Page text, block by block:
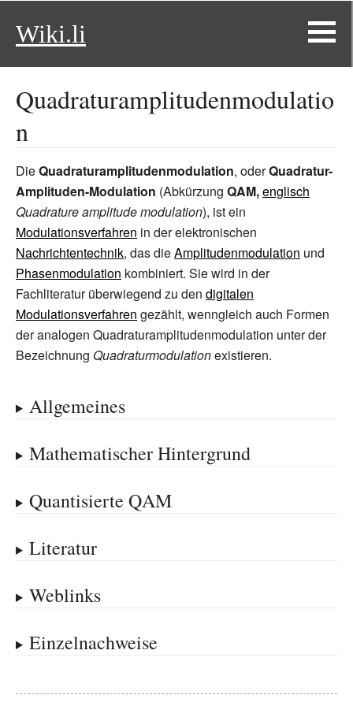
Wiki.li
Quadraturamplitudenmodulatio
n
DieQuadraturamplitudenmodulation, oderQuadratur-
Amplituden-Modulation (Abkürzung QAM,englisch
Quadrature amplitude modulation), ist ein
Modulationsverfahren in der elektronischen
Nachrichtentechnik, das dieAmplitudenmodulation und
Phasenmodulation kombiniert. Sie wird in der
Fachliteratur überwiegend zu den digitalen
Modulationsverfahren gezählt, wenngleich auch Formen
der analogen Quadraturamplitudenmodulation unter der
Bezeichnung Quadraturmodulationexistieren.
Allgemeines
Mathematischer Hintergrund
Quantisierte QAM
Literatur
Weblinks
Einzelnachweise